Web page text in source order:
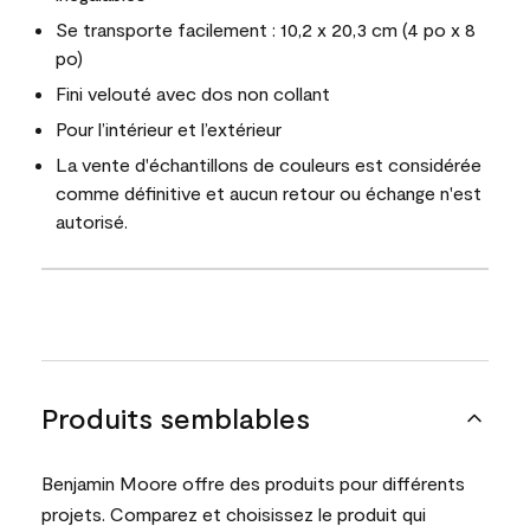
Se transporte facilement : 10,2 x 20,3 cm (4 po x 8
po)
Fini velouté avec dos non collant
Pour l’intérieur et l’extérieur
La vente d'échantillons de couleurs est considérée
comme définitive et aucun retour ou échange n'est
autorisé.
Produits semblables
Benjamin Moore offre des produits pour différents
projets. Comparez et choisissez le produit qui